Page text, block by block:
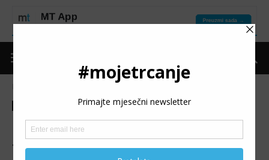
Hanine trkolomije
100 kilometara slavonskog
transa